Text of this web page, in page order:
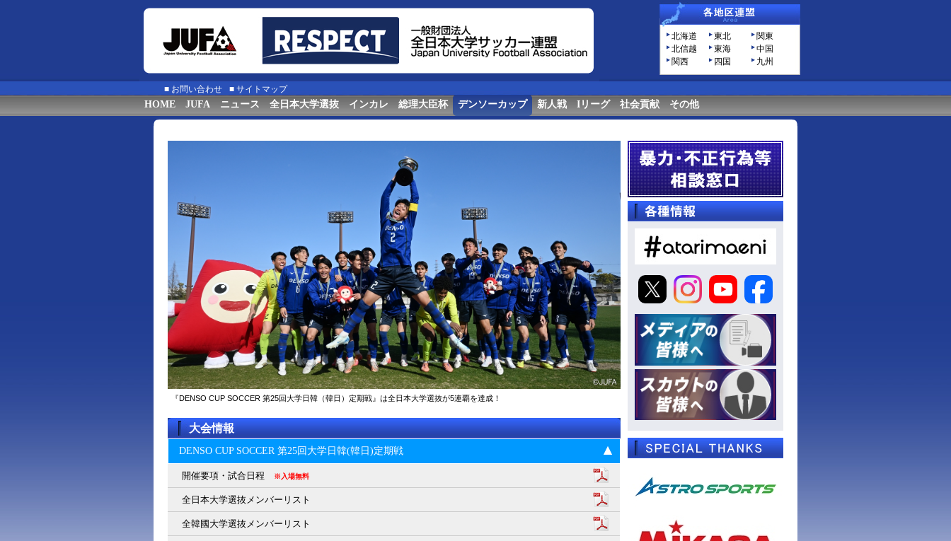
北海道 東北
関東
北信越
東海
中国
関西
四国 九州
■ お問い合わせ ■ サイトマップ
HOME JUFA ニュース 全日本大学選抜 インカレ 総理大臣杯 デンソーカップ 新人戦 Iリーグ 社会貢献 その他
『DENSO CUP SOCCER 第25回大学日韓（韓日）定期戦』は全日本大学選抜が5連覇を達成！
大会情報
DENSO CUP SOCCER 第25回大学日韓(韓日)定期戦
開催要項・試合日程 ※入場無料
全日本大学選抜メンバーリスト
全韓國大学選抜メンバーリスト